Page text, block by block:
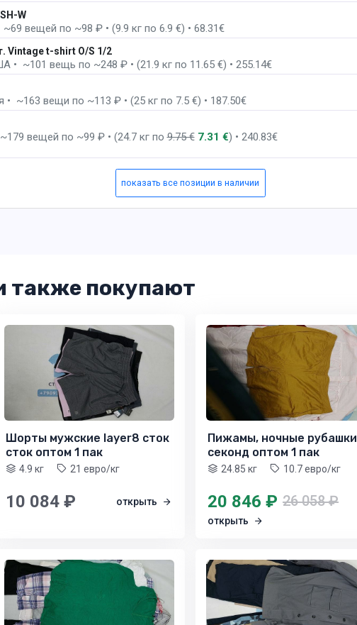
W
~69 вещей по ~98 ₽ • (9.9 кг по 6.9 €) • 68.31€
Vintage t-shirt O/S 1/2
• ~101 вещь по ~248 ₽ • (21.9 кг по 11.65 €) • 255.14€
• ~163 вещи по ~113 ₽ • (25 кг по 7.5 €) • 187.50€
вещей по ~99 ₽ • (24.7 кг по9.75 € 7.31 €) • 240.83€
показать все позиции в наличии
также покупают
Шорты мужские layer8 сток
сток оптом 1 пак
4.9 кг 21 евро/кг
10 084 ₽ открыть
Пижамы, ночные рубашки
секонд оптом 1 пак
24.85 кг 10.7 евро/кг
20 846 ₽ 26 058 ₽
открыть